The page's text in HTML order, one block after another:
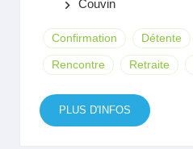
keyboard_arrow_right Couvin
Confirmation Détente
Rencontre Retraite
PLUS D'INFOS